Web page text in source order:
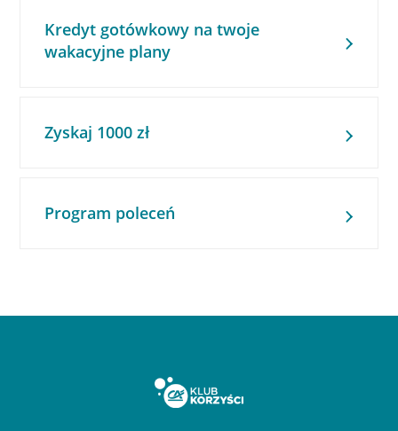
Kredyt gotówkowy na twoje
wakacyjne plany
Zyskaj 1000 zł
Program poleceń